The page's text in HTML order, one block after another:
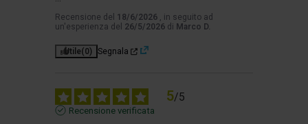
Recensione del 18/6/2026 , in seguito ad
un'esperienza del 26/5/2026 di Marco D.
Utile(0) Segnala
5/5
Recensione verificata